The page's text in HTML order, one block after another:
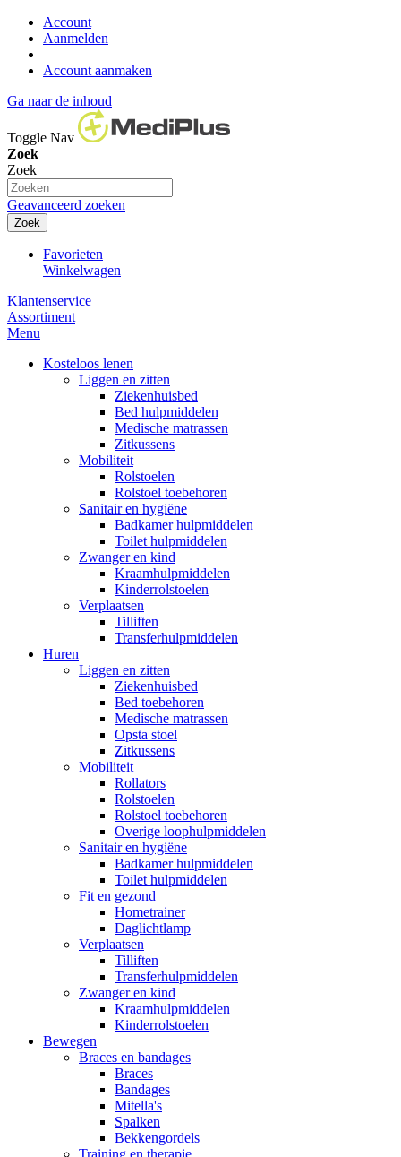
Account
Aanmelden
Account aanmaken
Ga naar de inhoud
Toggle Nav
Zoek
Zoek
Geavanceerd zoeken
Zoek
Favorieten
Winkelwagen
Klantenservice
Assortiment
Menu
Kosteloos lenen
Liggen en zitten
Ziekenhuisbed
Bed hulpmiddelen
Medische matrassen
Zitkussens
Mobiliteit
Rolstoelen
Rolstoel toebehoren
Sanitair en hygiëne
Badkamer hulpmiddelen
Toilet hulpmiddelen
Zwanger en kind
Kraamhulpmiddelen
Kinderrolstoelen
Verplaatsen
Tilliften
Transferhulpmiddelen
Huren
Liggen en zitten
Ziekenhuisbed
Bed toebehoren
Medische matrassen
Opsta stoel
Zitkussens
Mobiliteit
Rollators
Rolstoelen
Rolstoel toebehoren
Overige loophulpmiddelen
Sanitair en hygiëne
Badkamer hulpmiddelen
Toilet hulpmiddelen
Fit en gezond
Hometrainer
Daglichtlamp
Verplaatsen
Tilliften
Transferhulpmiddelen
Zwanger en kind
Kraamhulpmiddelen
Kinderrolstoelen
Bewegen
Braces en bandages
Braces
Bandages
Mitella's
Spalken
Bekkengordels
Training en therapie